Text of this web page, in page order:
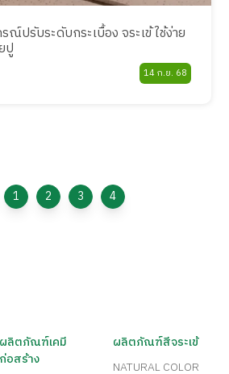
ณ์ปรับระดับกระเบื้อง จระเข้ ใช้ง่าย
ปู
14 ก.ย. 68
1 2 3 4
ผลิตภัณฑ์เคมี
ก่อสร้าง
ผลิตภัณฑ์สีจระเข้
NATURAL COLOR